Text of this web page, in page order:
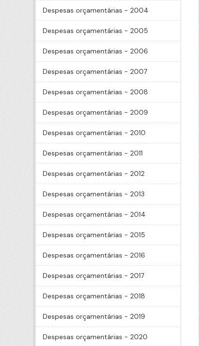
Despesas orçamentárias - 2004
Despesas orçamentárias - 2005
Despesas orçamentárias - 2006
Despesas orçamentárias - 2007
Despesas orçamentárias - 2008
Despesas orçamentárias - 2009
Despesas orçamentárias - 2010
Despesas orçamentárias - 2011
Despesas orçamentárias - 2012
Despesas orçamentárias - 2013
Despesas orçamentárias - 2014
Despesas orçamentárias - 2015
Despesas orçamentárias - 2016
Despesas orçamentárias - 2017
Despesas orçamentárias - 2018
Despesas orçamentárias - 2019
Despesas orçamentárias - 2020